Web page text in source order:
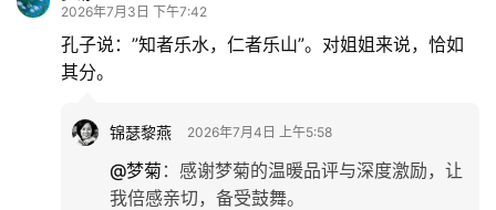
2026年7月3日 下午7:42
孔子说：”知者乐水，仁者乐山”。对姐姐来说，恰如
其分。
锦瑟黎燕 2026年7月4日 上午5:58
@梦菊 ： 感谢梦菊的温暖品评与深度激励，让
我倍感亲切，备受鼓舞。